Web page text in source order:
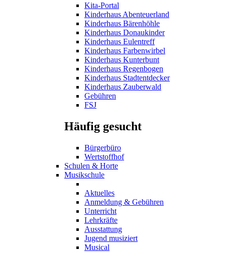
Kita-Portal
Kinderhaus Abenteuerland
Kinderhaus Bärenhöhle
Kinderhaus Donaukinder
Kinderhaus Eulentreff
Kinderhaus Farbenwirbel
Kinderhaus Kunterbunt
Kinderhaus Regenbogen
Kinderhaus Stadtentdecker
Kinderhaus Zauberwald
Gebühren
FSJ
Häufig gesucht
Bürgerbüro
Wertstoffhof
Schulen & Horte
Musikschule
Aktuelles
Anmeldung & Gebühren
Unterricht
Lehrkräfte
Ausstattung
Jugend musiziert
Musical